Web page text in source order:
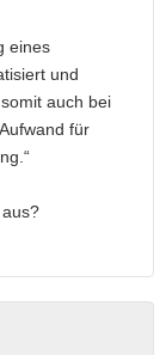
eines
und
auch bei
für